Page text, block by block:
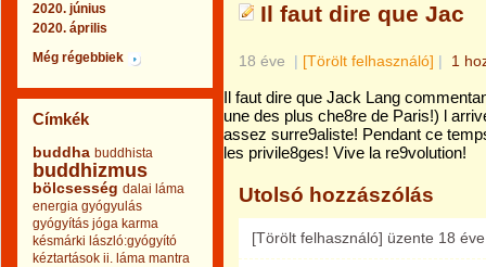
2020. június
2020. április
Még régebbiek
Címkék
buddha buddhista
buddhizmus
bölcsesség dalai láma
energia gyógyulás
gyógyítás jóga karma
késmárki lászló:gyógyító
kéztartások ii. láma mantra
Il faut dire que Jac
18 éve | [Törölt felhasználó] | 1
Il faut dire que Jack Lang
une des plus che8re de Paris!) l
assez surre9aliste! Pendant ce
les privile8ges! Vive la re9volution!
Utolsó hozzászólás
[Törölt felhasználó] üzente 18 éve